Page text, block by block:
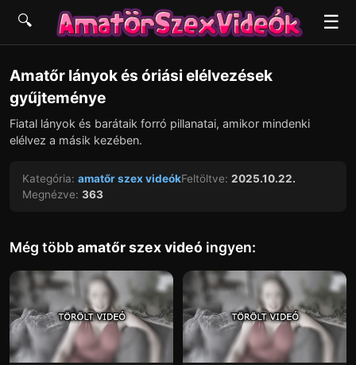
☰
🔍
▶
Amatőr lányok és óriási elélvezések
gyűjteménye
Fiatal lányok és barátaik forró pillanatai, amikor mindenki
elélvez a másik kezében.
Kategória: amatőr szex videókFeltöltve: 2025.10.22.
Megnézve: 363
Még többamatőr szex videó ingyen: